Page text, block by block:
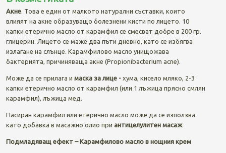
Акне. Това е един от малкото натурални съставки, които
влияят на акне образуващо болезнени кисти по лицето. 10
капки етерично масло от карамфил се смесват добре в 200 гр.
глицерин. Лицето се маже два пъти дневно, като се избягва
излагане на слънце. Карамфилово масло унищожава
бактерията, причиняваща акне (Propionibacterium acne).
Може да се прилага и маска за лице -хума, кисело мляко, 2-3
капки етерично масло от карамфил (или 1 лъжица прясно смлян
карамфил), лъжица мед.
Пасиран карамфил или етерично масло може да се използва
като добавка в масажно олио при антицелулитен масаж
Подмладяващ ефект – Карамфилово масло в нощния крем